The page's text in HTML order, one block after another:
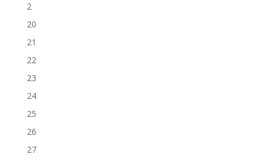
2
20
21
22
23
24
25
26
27